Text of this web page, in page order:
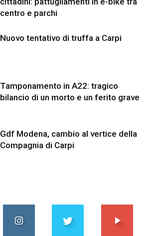
centro e parchi
Nuovo tentativo di truffa a Carpi
Tamponamento in A22: tragico
bilancio di un morto e un ferito grave
Gdf Modena, cambio al vertice della
Compagnia di Carpi